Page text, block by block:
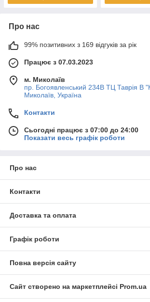
Про нас
99% позитивних з 169 відгуків за рік
Працює з 07.03.2023
м. Миколаїв
пр. Богоявленський 234В ТЦ Таврія В
Миколаїв, Україна
Контакти
Сьогодні працює з 07:00 до 24:00
Показати весь графік роботи
Про нас
Контакти
Доставка та оплата
Графік роботи
Повна версія сайту
Сайт створено на маркетплейсі Prom.ua